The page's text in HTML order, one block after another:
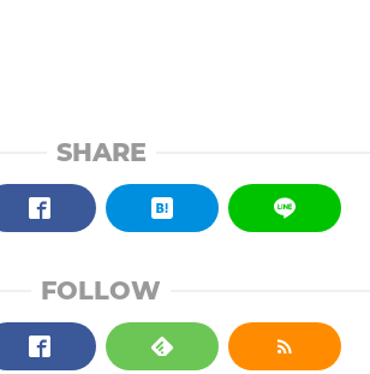
SHARE
FOLLOW